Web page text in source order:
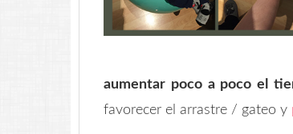
aumentar poco a poco el
favorecer el arrastre / gateo y